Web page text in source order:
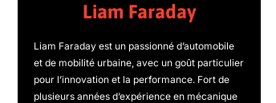
Liam Faraday
Liam Faraday est un passionné d’automobile
et de mobilité urbaine, avec un goût particulier
pour l’innovation et la performance. Fort de
plusieurs années d’expérience en mécanique